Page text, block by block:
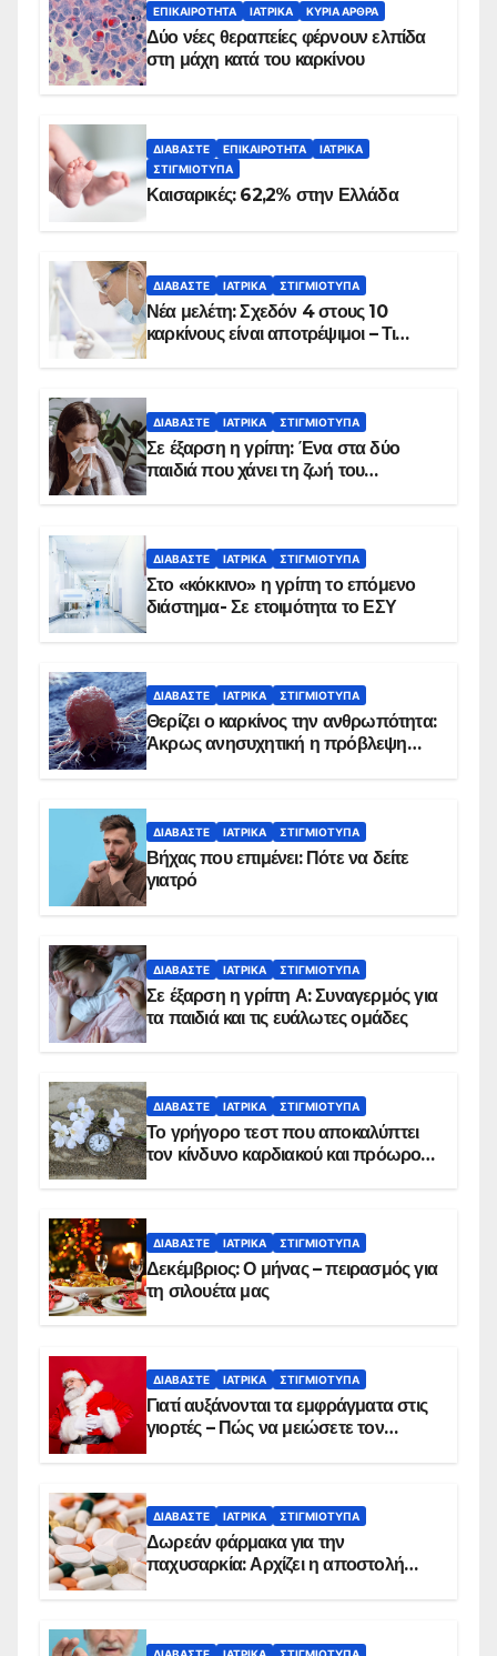
ΕΠΙΚΑΙΡΌΤΗΤΑ ΙΑΤΡΙΚΆ ΚΥΡΙΑ ΑΡΘΡΑ
Δύο νέες θεραπείες φέρνουν ελπίδα
στη μάχη κατά του καρκίνου
ΔΙΑΒΆΣΤΕ ΕΠΙΚΑΙΡΌΤΗΤΑ
ΙΑΤΡΙΚΆ
ΣΤΙΓΜΙΌΤΥΠΑ
Καισαρικές: 62,2% στην Ελλάδα
ΔΙΑΒΆΣΤΕ ΙΑΤΡΙΚΆ ΣΤΙΓΜΙΌΤΥΠΑ
Νέα μελέτη: Σχεδόν 4 στους 10
καρκίνους είναι αποτρέψιμοι – Τι
ΔΙΑΒΆΣΤΕ ΙΑΤΡΙΚΆ ΣΤΙΓΜΙΌΤΥΠΑ
Σε έξαρση η γρίπη: Ένα στα δύο
παιδιά που χάνει τη ζωή του
ΔΙΑΒΆΣΤΕ ΙΑΤΡΙΚΆ ΣΤΙΓΜΙΌΤΥΠΑ
Στο «κόκκινο» η γρίπη το επόμενο
διάστημα- Σε ετοιμότητα το ΕΣΥ
ΔΙΑΒΆΣΤΕ ΙΑΤΡΙΚΆ ΣΤΙΓΜΙΌΤΥΠΑ
Θερίζει ο καρκίνος την ανθρωπότητα:
Άκρως ανησυχητική η πρόβλεψη…
ΔΙΑΒΆΣΤΕ ΙΑΤΡΙΚΆ ΣΤΙΓΜΙΌΤΥΠΑ
Βήχας που επιμένει: Πότε να δείτε
γιατρό
ΔΙΑΒΆΣΤΕ ΙΑΤΡΙΚΆ ΣΤΙΓΜΙΌΤΥΠΑ
Σε έξαρση η γρίπη Α: Συναγερμός για
τα παιδιά και τις ευάλωτες ομάδες
ΔΙΑΒΆΣΤΕ ΙΑΤΡΙΚΆ ΣΤΙΓΜΙΌΤΥΠΑ
Το γρήγορο τεστ που αποκαλύπτει
τον κίνδυνο καρδιακού και πρόωρου
ΔΙΑΒΆΣΤΕ ΙΑΤΡΙΚΆ ΣΤΙΓΜΙΌΤΥΠΑ
Δεκέμβριος: Ο μήνας – πειρασμός για
τη σιλουέτα μας
ΔΙΑΒΆΣΤΕ ΙΑΤΡΙΚΆ ΣΤΙΓΜΙΌΤΥΠΑ
Γιατί αυξάνονται τα εμφράγματα στις
γιορτές – Πώς να μειώσετε τον
ΔΙΑΒΆΣΤΕ ΙΑΤΡΙΚΆ ΣΤΙΓΜΙΌΤΥΠΑ
Δωρεάν φάρμακα για την
παχυσαρκία: Αρχίζει η αποστολή
ΔΙΑΒΆΣΤΕ ΙΑΤΡΙΚΆ ΣΤΙΓΜΙΌΤΥΠΑ